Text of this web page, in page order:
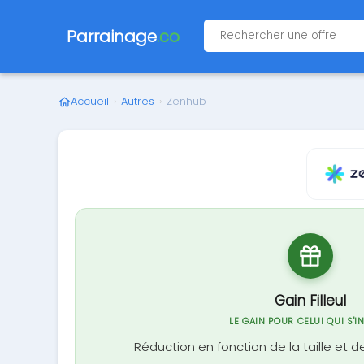
Parrainage.co
Accueil › Autres › Zenhub
Gain Filleul
LE GAIN POUR CELUI QUI
Réduction en fonction de la taille et